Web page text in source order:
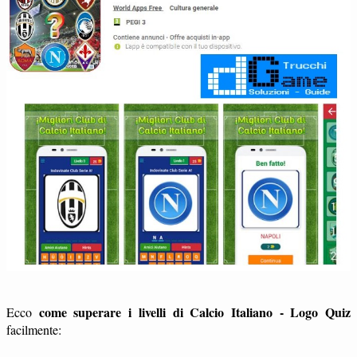
Ecco come superare i livelli di Calcio Italiano - Logo Quiz
facilmente: